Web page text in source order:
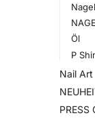
Öl
P
Nail Art
PRESS